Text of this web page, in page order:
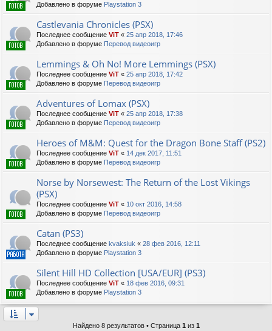
Добавлено в форуме Playstation 3
Castlevania Chronicles (PSX)
Последнее сообщение ViT « 25 апр 2018, 17:46
Добавлено в форуме Перевод видеоигр
Lemmings & Oh No! More Lemmings (PSX)
Последнее сообщение ViT « 25 апр 2018, 17:42
Добавлено в форуме Перевод видеоигр
Adventures of Lomax (PSX)
Последнее сообщение ViT « 25 апр 2018, 17:38
Добавлено в форуме Перевод видеоигр
Heroes of M&M: Quest for the Dragon Bone Staff (PS2)
Последнее сообщение ViT « 14 дек 2017, 11:51
Добавлено в форуме Перевод видеоигр
Norse by Norsewest: The Return of the Lost Vikings
(PSX)
Последнее сообщение ViT « 10 окт 2016, 14:58
Добавлено в форуме Перевод видеоигр
Catan (PS3)
Последнее сообщение kvaksiuk « 28 фев 2016, 12:11
Добавлено в форуме Playstation 3
Silent Hill HD Collection [USA/EUR] (PS3)
Последнее сообщение ViT « 18 фев 2016, 09:31
Добавлено в форуме Playstation 3
Найдено 8 результатов • Страница 1 из 1